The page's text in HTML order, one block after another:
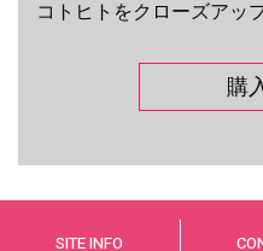
コトヒトをクローズアッ
購
SITE INFO